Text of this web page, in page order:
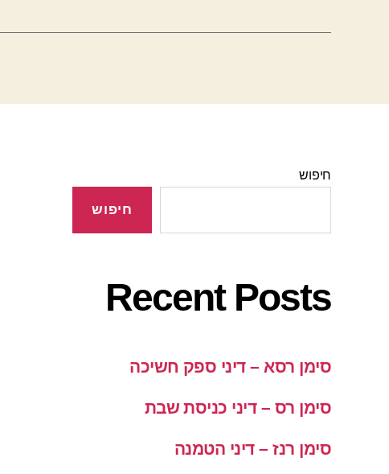
חיפוש
חיפוש
Recent Posts
סימן רסא – דיני ספק חשיכה
סימן רס – דיני כניסת שבת
סימן רנז – דיני הטמנה